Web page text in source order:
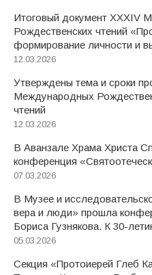
Итоговый документ XXХIV
Рождественских чтений
формирование личности и
12.03.2026
Утверждены тема и сроки
Международных
чтений
12.03.2026
В Аванзале Храма Христа
конференция
07.03.2026
В Музее и
вера и люди» прошла
Бориса Гузнякова. К 30-
05.03.2026
Секция «Протоиерей Глеб